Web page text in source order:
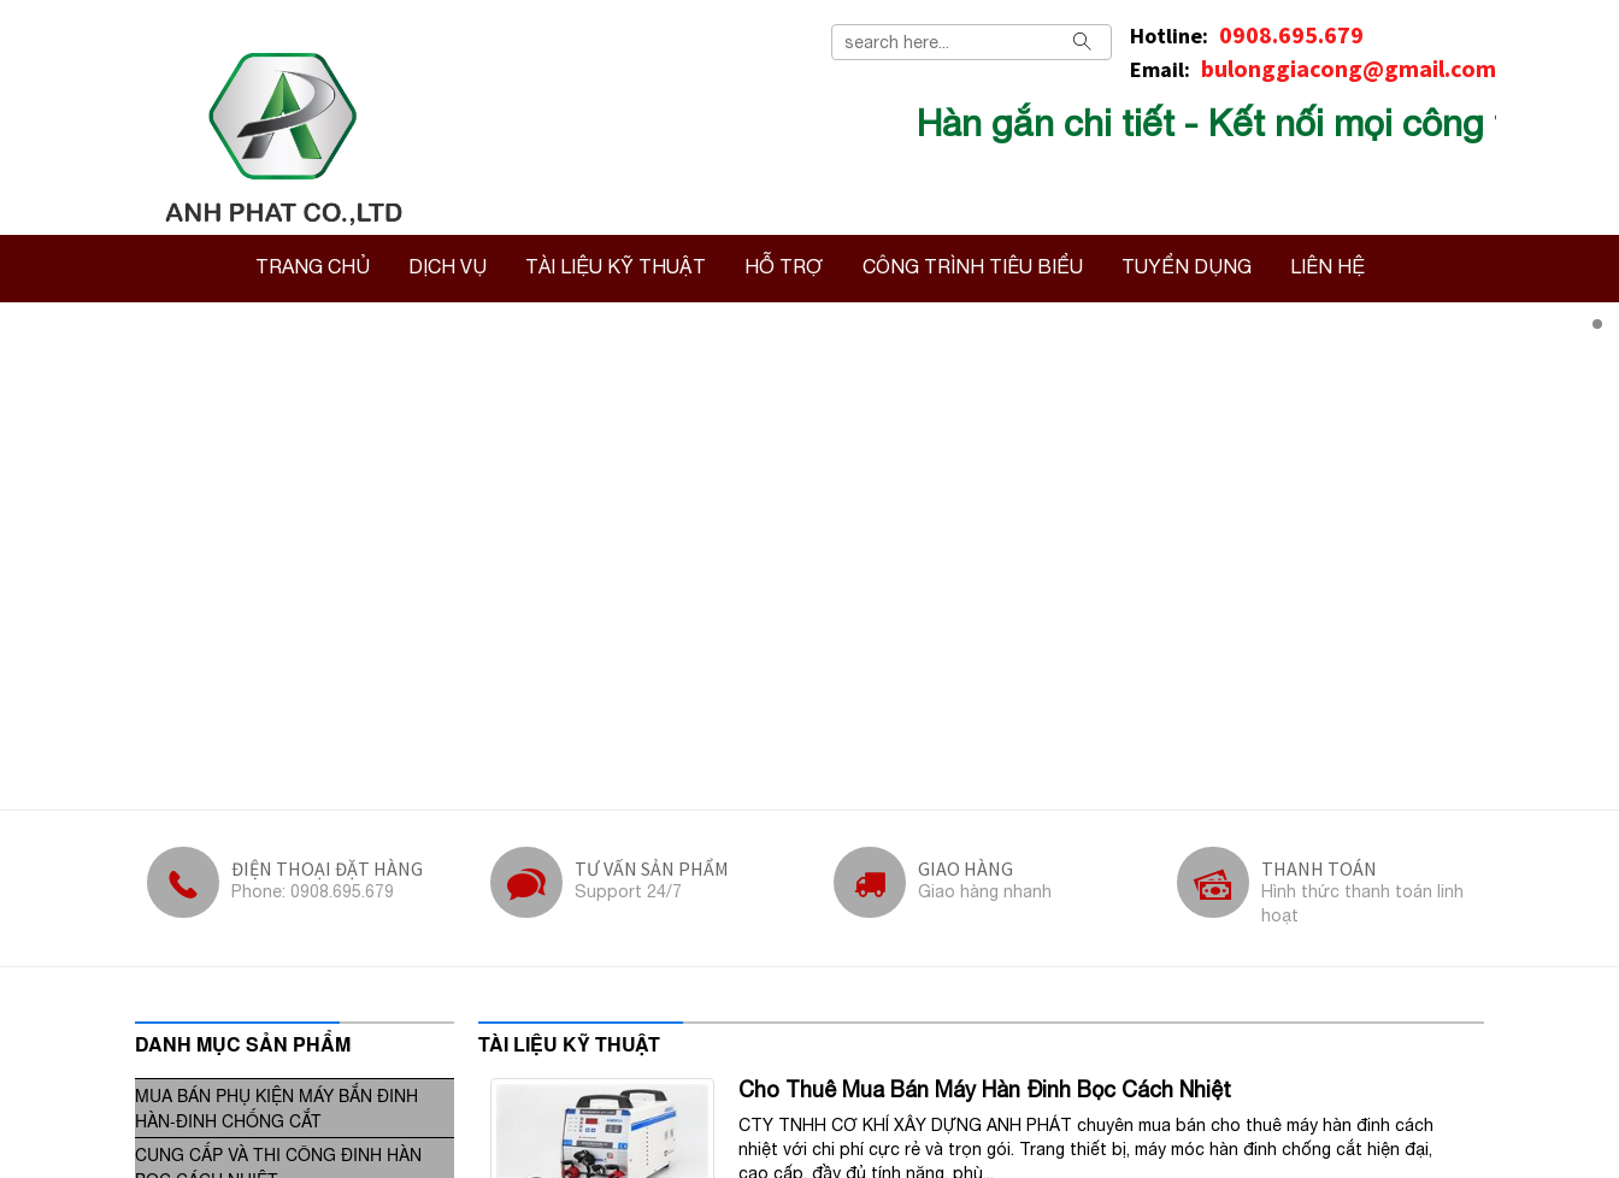
Hotline: 0908.695.679
Email: bulonggiacong@gmail.com
Hàn gắn chi tiết - Kết nối mọi công trình
TRANG CHỦ DỊCH VỤ TÀI LIỆU KỸ THUẬT HỖ TRỢ CÔNG TRÌNH TIÊU BIỂU TUYỂN DỤNG LIÊN HỆ
ĐIỆN THOẠI ĐẶT HÀNG
Phone: 0908.695.679
TƯ VẤN SẢN PHẨM
Support 24/7
GIAO HÀNG
Giao hàng nhanh
THANH TOÁN
Hình thức thanh toán linh
hoạt
DANH MỤC SẢN PHẨM
MUA BÁN PHỤ KIỆN MÁY BẮN ĐINH
HÀN-ĐINH CHỐNG CẮT
CUNG CẤP VÀ THI CÔNG ĐINH HÀN
TÀI LIỆU KỸ THUẬT
Cho Thuê Mua Bán Máy Hàn Đinh Bọc Cách Nhiệt
CTY TNHH CƠ KHÍ XÂY DỰNG ANH PHÁT chuyên mua bán cho thuê máy hàn đinh cách
nhiệt với chi phí cực rẻ và trọn gói. Trang thiết bị, máy móc hàn đinh chống cắt hiện đại,
cao cấp, đầy đủ tính năng, phù...